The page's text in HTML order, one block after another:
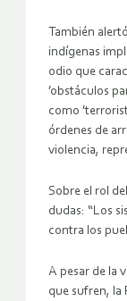
También
indígenas
odio que
’obstáculos
como
órdenes de
violencia,
Sobre el rol
dudas: “Los
contra los
A pesar de la
que sufren, la